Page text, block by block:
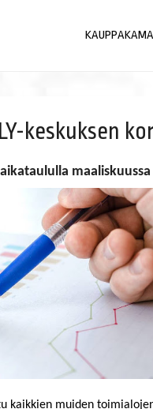
keskuksen
kaikkien muiden